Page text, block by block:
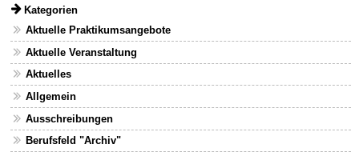
Kategorien
Aktuelle Praktikumsangebote
Aktuelle Veranstaltung
Aktuelles
Allgemein
Ausschreibungen
Berufsfeld "Archiv"